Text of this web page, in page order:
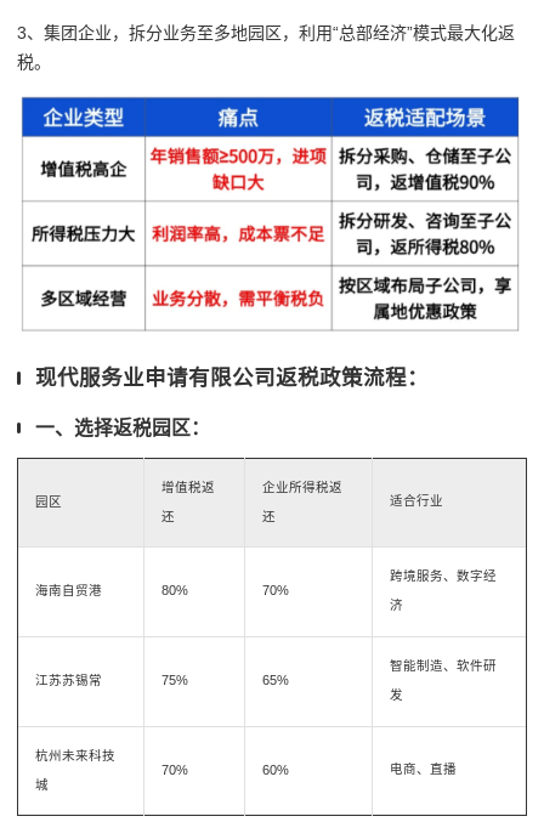
3、集团企业，拆分业务至多地园区，利用“总部经济”模式最大化返
税。
现代服务业申请有限公司返税政策流程：
一、选择返税园区：
园区
增值税返
还
企业所得税返
还
适合行业
海南自贸港 80% 70%
跨境服务、数字经
济
江苏苏锡常 75% 65%
智能制造、软件研
发
杭州未来科技
城
70% 60% 电商、直播